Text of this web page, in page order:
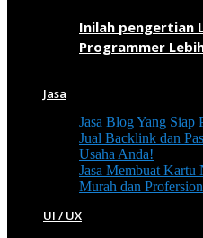
Inilah pengertian
Programmer
Jasa
Jasa Blog Yang Siap
Jual Backlink dan
Usaha Anda!
Jasa Membuat
Murah dan
UI / UX